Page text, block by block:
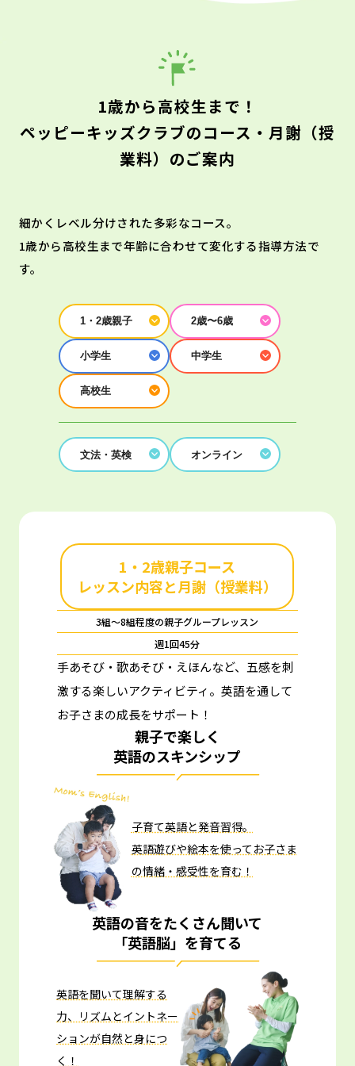
1歳から高校生まで！
ペッピーキッズクラブのコース・月謝（授
業料）のご案内
細かくレベル分けされた多彩なコース。
1歳から高校生まで年齢に合わせて変化する指導方法で
す。
1・2歳親子 2歳〜6歳
小学生 中学生
高校生
文法・英検 オンライン
1・2歳親子コース
レッスン内容と月謝（授業料）
3組～8組程度の親子グループレッスン
週1回45分
手あそび・歌あそび・えほんなど、五感を刺
激する楽しいアクティビティ。 英語を通して
お子さまの成長をサポート！
親子で楽しく
英語のスキンシップ
子育て英語と発音習得。
英語遊びや絵本を使ってお子さま
の情緒・感受性を育む！
英語の音をたくさん聞いて
「英語脳」を育てる
英語を聞いて理解する
力、リズムとイントネー
ションが自然と身につ
く！